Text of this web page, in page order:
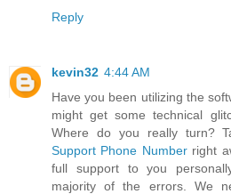
Reply
kevin32 4:44 AM
Have you been utilizing the
might get some technical
Where do you really turn?
Support Phone Numberright
full support to you
majority of the errors. We